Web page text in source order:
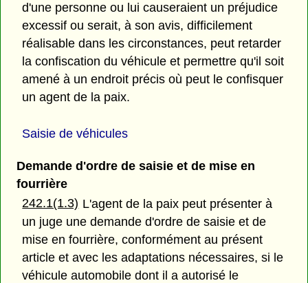
d'une personne ou lui causeraient un préjudice
excessif ou serait, à son avis, difficilement
réalisable dans les circonstances, peut retarder
la confiscation du véhicule et permettre qu'il soit
amené à un endroit précis où peut le confisquer
un agent de la paix.
Saisie de véhicules
Demande d'ordre de saisie et de mise en
fourrière
242.1(1.3) L'agent de la paix peut présenter à
un juge une demande d'ordre de saisie et de
mise en fourrière, conformément au présent
article et avec les adaptations nécessaires, si le
véhicule automobile dont il a autorisé le